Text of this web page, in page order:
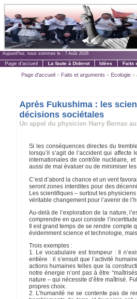
Aujourd'hui, nous sommes le : 7 Août 2026
Page d'accueil La faute à Diderot Idées Faits
Page d'accueil» Faits et arguments » Ecologie»
Après Fukushima : les
décisions sociétales
Un appel du physicien Harry Bernas
Si les conséquences directes du
lorsqu’il s’agit de l’accident qui
internationales de contrôle nucléaire,
aussi de mal évaluer ou de minimiser
C’est d’abord la chance et un vent
seront zones interdites pour des
Les scientifiques – surtout les
véritable changement pour l’avenir de
Au-delà de l’exploration de la nature,
comprendre en quoi consiste
Il est grand temps de se rendre compte
évidemment science et technologie,
Trois exemples :
1. Le vocabulaire est trompeur : Il
entière : il s’ensuit que l’activité
actions humaines telles que la
notre énergie n’ont pas à être
nature – qui nécessite d’être maîtrisé.
propres choix.
2. L’humanité ne se contente pas de